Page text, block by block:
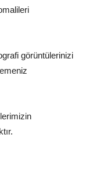
görüntülerinizi